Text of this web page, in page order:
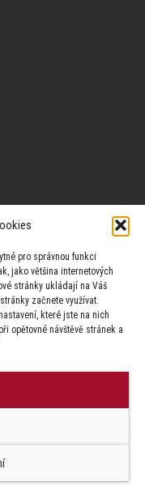
pro správnou funkci
jako většina internetových
stránky ukládají na Váš
začnete využívat.
které jste na nich
opětovné návštěvě stránek a
autoři.